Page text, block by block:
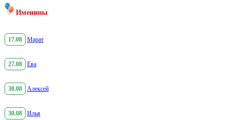
Именины
17.08 Марат
27.08 Ева
30.08 Алексей
30.08 Илья